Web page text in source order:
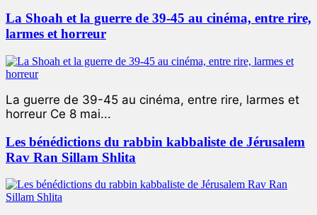
La Shoah et la guerre de 39-45 au cinéma, entre rire,
larmes et horreur
La guerre de 39-45 au cinéma, entre rire, larmes et
horreur Ce 8 mai...
Les bénédictions du rabbin kabbaliste de Jérusalem
Rav Ran Sillam Shlita